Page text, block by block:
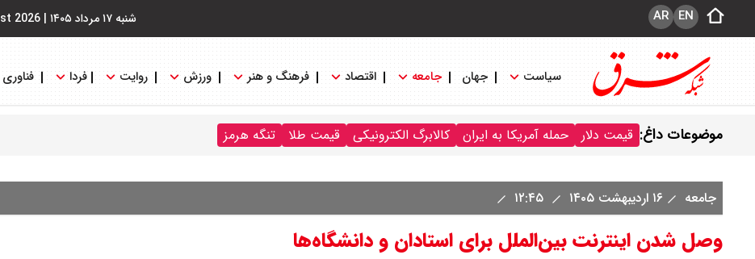
شنبه ۱۷ مرداد ۱۴۰۵ |
2026 EN
AR
سیاست جهان جامعه اقتصاد فرهنگ و هنر ورزش روایت فردا فناوری
موضوعات داغ: قیمت دلار حمله آمریکا به ایران کالابرگ الکترونیکی قیمت طلا تنگه هرمز
جامعه ۱۶ اردیبهشت ۱۴۰۵
وصل شدن اینترنت بین‌الملل برای استادان و دانشگا‌ه‌ها